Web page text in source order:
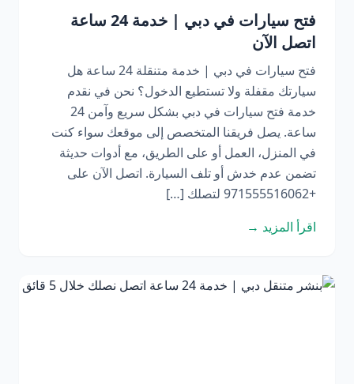
فتح سيارات في دبي | خدمة 24 ساعة
اتصل الآن
فتح سيارات في دبي | خدمة متنقلة 24 ساعة هل
سيارتك مقفلة ولا تستطيع الدخول؟ نحن في نقدم
خدمة فتح سيارات في دبي بشكل سريع وآمن 24
ساعة. يصل فريقنا المتخصص إلى موقعك سواء كنت
في المنزل، العمل أو على الطريق، مع أدوات حديثة
تضمن عدم خدش أو تلف السيارة. اتصل الآن على
+971555516062 لتصلك […]
اقرأ المزيد →